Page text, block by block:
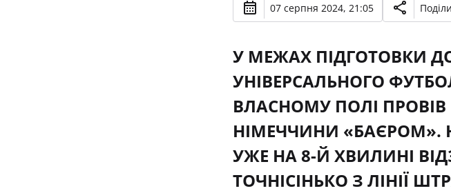
07 серпня 2024, 21:05
У МЕЖАХ ПІДГОТОВКИ
УНІВЕРСАЛЬНОГО
ВЛАСНОМУ ПОЛІ
НІМЕЧЧИНИ «БАЄРОМ».
УЖЕ НА 8-Й ХВИЛИНІ
ТОЧНІСІНЬКО З ЛІНІЇ